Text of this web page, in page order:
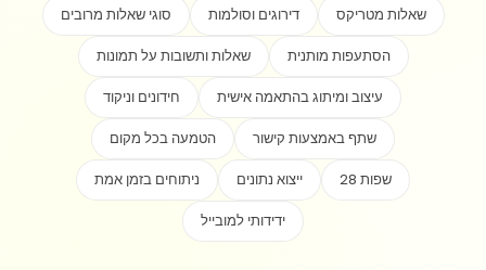
סוגי שאלות מרובים דירוגים וסולמות
שאלות מטריקס
שאלות ותשובות על תמונות
הסתעפות מותנית
חידונים וניקוד
עיצוב ומיתוג בהתאמה אישית
הטמעה בכל מקום
שתף באמצעות קישור
ניתוחים בזמן אמת
ייצוא נתונים
28 שפות
ידידותי למובייל